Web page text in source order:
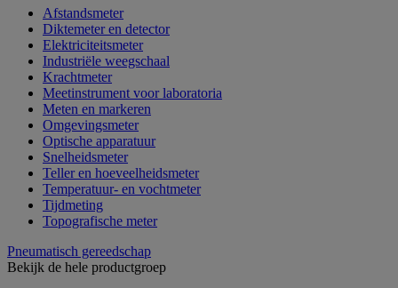
Afstandsmeter
Diktemeter en detector
Elektriciteitsmeter
Industriële weegschaal
Krachtmeter
Meetinstrument voor laboratoria
Meten en markeren
Omgevingsmeter
Optische apparatuur
Snelheidsmeter
Teller en hoeveelheidsmeter
Temperatuur- en vochtmeter
Tijdmeting
Topografische meter
Pneumatisch gereedschap
Bekijk de hele productgroep